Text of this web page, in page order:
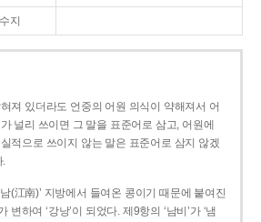
수지
져 있더라도 언중의 어원 의식이 약해져서 어
널리 쓰이면 그 말을 표준어로 삼고, 어원에
적으로 쓰이지 않는 말은 표준어로 삼지 않겠
.
(江南)’ 지방에서 들여온 콩이기 때문에 붙여진
변하여 ‘강낭’이 되었다. 제9항의 ‘남비’가 ‘냄